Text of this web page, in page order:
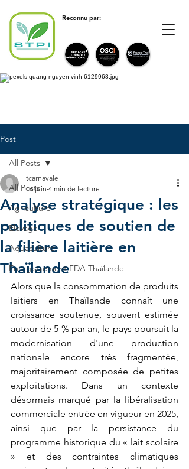
Reconnu par:
Post
All Posts
Agriculture
Elevage
Aquaculture
Enregistrement FDA Thaïlande
All Posts
Analyse stratégique : les
politiques de soutien de
la filière laitière en
Thaïlande
tcarnavale
16 juin 4 min de lecture
Alors que la consommation de produits
laitiers en Thaïlande connaît une
croissance soutenue, souvent estimée
autour de 5 % par an, le pays poursuit la
modernisation d'une production
nationale encore très fragmentée,
majoritairement composée de petites
exploitations. Dans un contexte
désormais marqué par la libéralisation
commerciale entrée en vigueur en 2025,
ainsi que par la persistance du
programme historique du « lait scolaire
» et des contraintes climatiques